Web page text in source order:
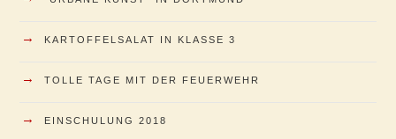
→ KARTOFFELSALAT IN KLASSE 3
→ TOLLE TAGE MIT DER FEUERWEHR
→ EINSCHULUNG 2018